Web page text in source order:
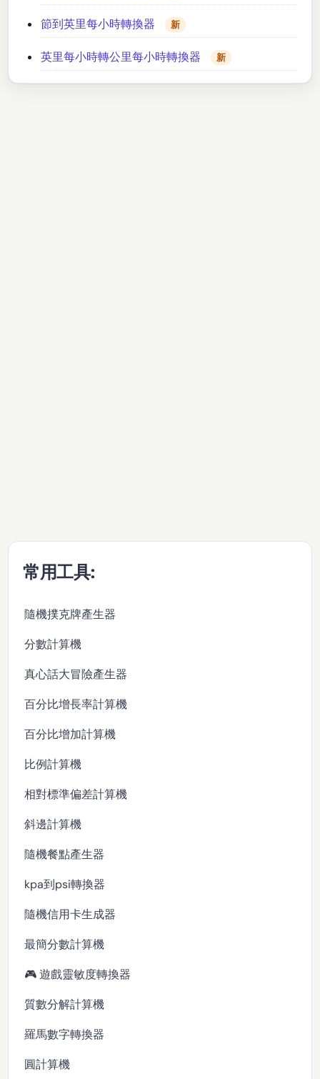
節到英里每小時轉換器 新
英里每小時轉公里每小時轉換器 新
常用工具:
隨機撲克牌產生器
分數計算機
真心話大冒險產生器
百分比增長率計算機
百分比增加計算機
比例計算機
相對標準偏差計算機
斜邊計算機
隨機餐點產生器
kpa到psi轉換器
隨機信用卡生成器
最簡分數計算機
🎮 遊戲靈敏度轉換器
質數分解計算機
羅馬數字轉換器
圓計算機